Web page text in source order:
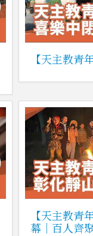
【天主教青
【天主教青
幕｜百人齊